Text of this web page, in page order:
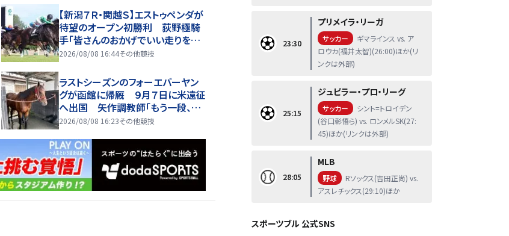
【新潟７Ｒ・関越Ｓ】エストゥペンダが
待望のオープン初勝利 荻野極騎
手「皆さんのおかげでいい走りをし
てくれた」
2026/08/08 16:44その他競技
ラストシーズンのフォーエバーヤン
グが函館に帰厩 ９月７日に米遠征
へ出国 矢作調教師「もう一段、パ
ワーアップした体になっている」
2026/08/08 16:23その他競技
23:30
プリメイラ・リーガ
サッカー
ギマラインス vs. ア
ロウカ(福井太智)(26:00)ほか(リ
ンクは外部)
25:15
ジュピラー・プロ・リーグ
サッカー
シント=トロイデン
(谷口彰悟ら) vs. ロンメルSK(27:
45)ほか(リンクは外部)
28:05
MLB
野球
Rソックス(吉田正尚) vs.
アスレチックス(29:10)ほか
スポーツブル 公式SNS